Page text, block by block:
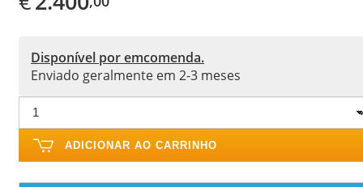
Disponível por emcomenda.
Enviado geralmente em 2-3 meses
ADICIONAR AO CARRINHO